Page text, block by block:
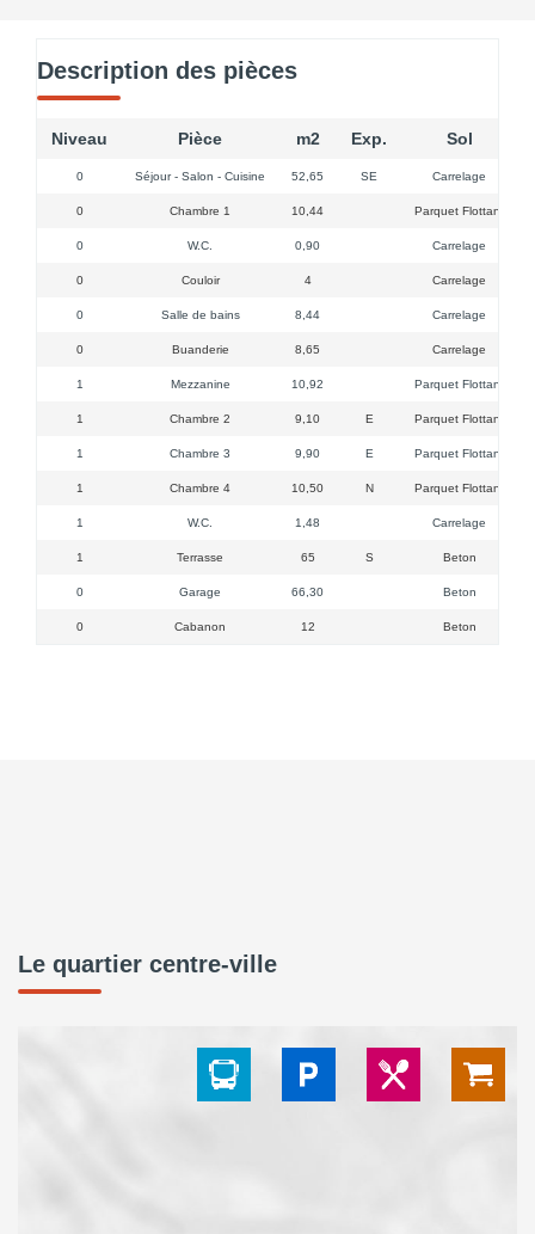
Description des pièces
Niveau Pièce m2 Exp. Sol
0 Séjour - Salon - Cuisine 52,65 SE Carrelage
0 Chambre 1 10,44 Parquet Flottant
0 W.C. 0,90 Carrelage
0 Couloir 4 Carrelage
0 Salle de bains 8,44 Carrelage
0 Buanderie 8,65 Carrelage
1 Mezzanine 10,92 Parquet Flottant
1 Chambre 2 9,10 E Parquet Flottant
1 Chambre 3 9,90 E Parquet Flottant
1 Chambre 4 10,50 N Parquet Flottant
1 W.C. 1,48 Carrelage
1 Terrasse 65 S Beton
0 Garage 66,30 Beton
0 Cabanon 12 Beton
Le quartier centre-ville